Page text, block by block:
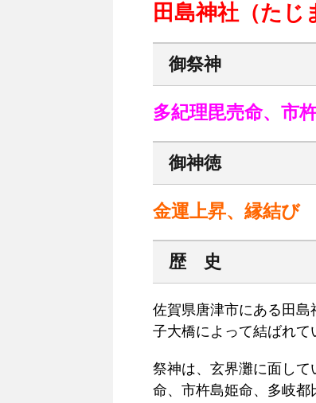
田島神社（たじ
御祭神
多紀理毘売命、市
御神徳
金運上昇、縁結び
歴 史
佐賀県唐津市にある田
子大橋によって結ばれて
祭神は、玄界灘に面し
命、市杵島姫命、多岐